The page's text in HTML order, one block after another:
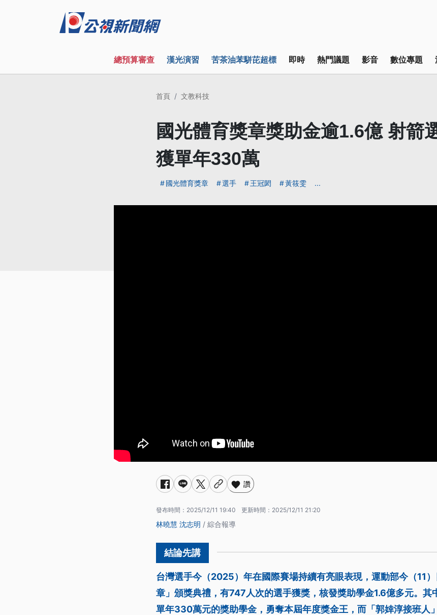
總預算審查 漢光演習 苦茶油苯駢芘超標 即時 熱門議題 影音 數位專題
首頁 文教科技
國光體育獎章獎助金逾1.6億 射箭
獲單年330萬
國光體育獎章 選手 王冠閎 黃筱雯 ...
讚
發布時間： 2025/12/11 19:40 更新時間： 2025/12/11 21:20
林曉慧 沈志明 / 綜合報導
台灣選手今（2025）年在國際賽場持續有亮眼表現，運動部今（11
章」頒獎典禮，有747人次的選手獲獎，核發獎助學金1.6億多元。其
單年330萬元的獎助學金，勇奪本屆年度獎金王，而「郭婞淳接班人